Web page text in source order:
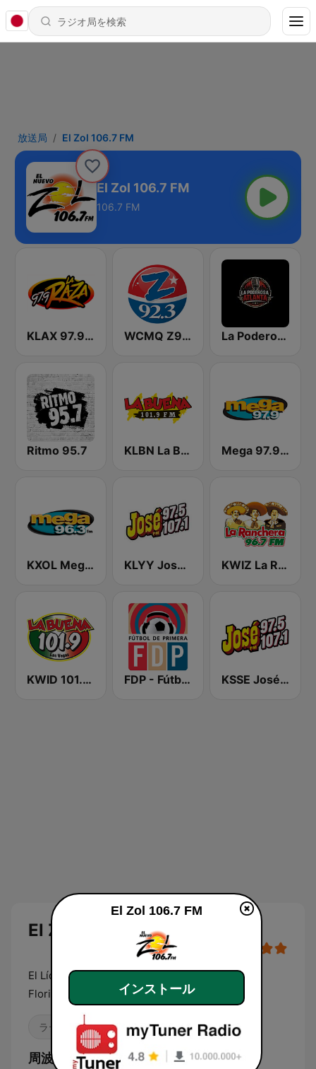
放送局 El Zol 106.7 FM
El Zol 106.7 FM
106.7 FM
KLAX 97.9 La Raza FM WCMQ Z92 / Zeta 92.3 La Poderosa Atlanta
Ritmo 95.7 KLBN La Buena 101.9 FM Mega 97.9 FM
KXOL Mega 96.3 FM KLYY José 97.5 y 107.1 KWIZ La Ranchera 96.7 FM (US Only)
KWID 101.9 La Buena FDP - Fútbol de Primera KSSE José 97.5 y 107.1
El Zol 106.7 FM
El Líder en bachata y variedad en el Sur de la
Florida
ラテン
周波数 El Zol 106.7 FM:
El Zol 106.7 FM
インストール